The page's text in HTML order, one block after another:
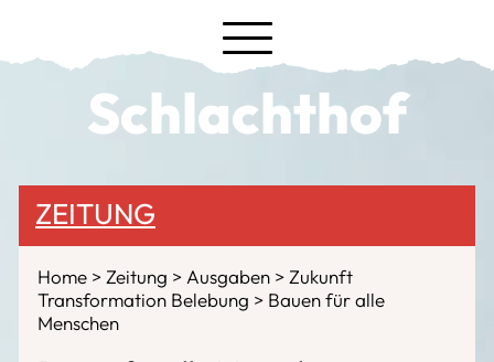
Schlachthof
ZEITUNG
Home Zeitung Ausgaben
Zukunft
Transformation Belebung
Bauen für alle
Menschen